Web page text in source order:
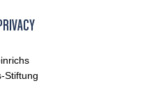
Stiftung